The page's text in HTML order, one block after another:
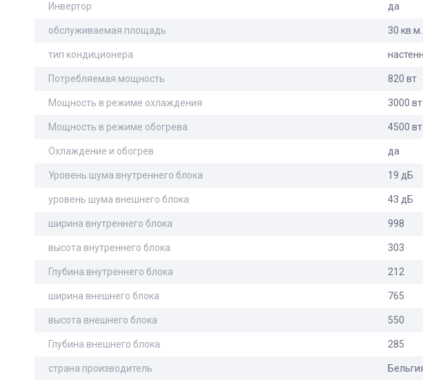
Инвертор да
обслуживаемая площадь 30 кв.м.
тип кондиционера
Потребляемая мощность 820 вт
Мощность в режиме охлаждения 3000 вт
Мощность в режиме обогрева 4500 вт
Охлаждение и обогрев да
Уровень шума внутреннего блока 19 дБ
уровень шума внешнего блока 43 дБ
ширина внутреннего блока 998
высота внутреннего блока 303
Глубина внутреннего блока 212
ширина внешнего блока 765
высота внешнего блока 550
Глубина внешнего блока 285
страна производитель